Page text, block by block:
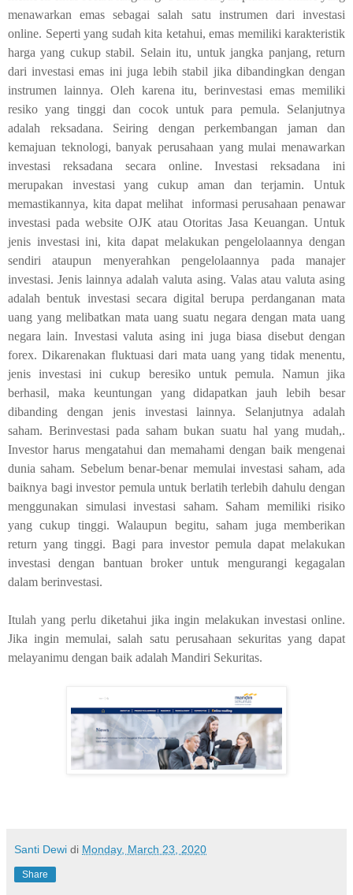
menawarkan emas sebagai salah satu instrumen dari investasi
online. Seperti yang sudah kita ketahui, emas memiliki karakteristik
harga yang cukup stabil. Selain itu, untuk jangka panjang, return
dari investasi emas ini juga lebih stabil jika dibandingkan dengan
instrumen lainnya. Oleh karena itu, berinvestasi emas memiliki
resiko yang tinggi dan cocok untuk para pemula. Selanjutnya
adalah reksadana. Seiring dengan perkembangan jaman dan
kemajuan teknologi, banyak perusahaan yang mulai menawarkan
investasi reksadana secara online. Investasi reksadana ini
merupakan investasi yang cukup aman dan terjamin. Untuk
memastikannya, kita dapat melihat
informasi perusahaan penawar
investasi pada website OJK atau Otoritas Jasa Keuangan. Untuk
jenis investasi ini, kita dapat melakukan pengelolaannya dengan
sendiri ataupun menyerahkan pengelolaannya pada manajer
investasi. Jenislainnya adalahvaluta asing. Valas atau valuta asing
adalah bentuk investasi secara digital berupa perdanganan mata
uang yang melibatkan mata uang suatu negara dengan mata uang
negara lain. Investasi valuta asing ini juga biasa disebut dengan
forex. Dikarenakan fluktuasi dari mata uang yang tidak menentu,
jenis investasi ini cukup beresiko untuk pemula. Namun jika
berhasil, maka keuntungan yang didapatkan jauh lebih besar
dibanding dengan jenis investasi lainnya. Selanjutnya adalah
saham. Berinvestasi pada saham bukan suatu hal yang mudah,.
Investor harus mengatahui dan memahami dengan baik mengenai
dunia saham. Sebelum benar-benar memulai investasi saham, ada
baiknya bagi investor pemula untuk berlatih terlebih dahulu dengan
menggunakan simulasi investasi saham. Saham memiliki risiko
yang cukup tinggi. Walaupun begitu, saham juga memberikan
return yang tinggi. Bagi para investor pemula dapat melakukan
investasi dengan bantuan broker untuk mengurangi kegagalan
dalam berinvestasi.
Itulah yang perlu diketahui jika ingin melakukan investasi online.
Jika ingin memulai, salah satu perusahaan sekuritas yang dapat
melayanimu dengan baik adalah Mandiri Sekuritas.
Santi Dewi di Monday, March 23, 2020
Share